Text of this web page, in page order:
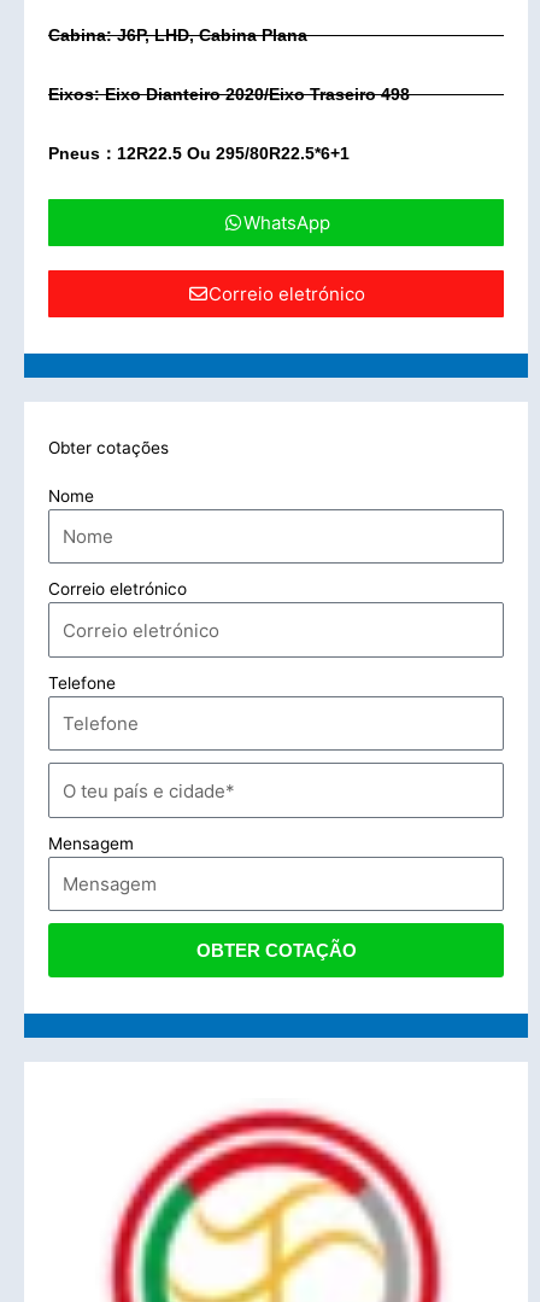
Cabina: J6P, LHD, Cabina Plana
Eixos: Eixo Dianteiro 2020/eixo Traseiro 498
Pneus：12R22.5 Ou 295/80R22.5*6+1
WhatsApp
Correio eletrónico
Obter cotações
Nome
Correio eletrónico
Telefone
Mensagem
OBTER COTAÇÃO